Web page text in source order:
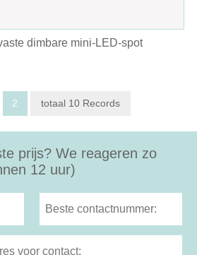
dimbare mini-LED-spot
2 totaal 10 Records
prijs? We reageren zo
12 uur)